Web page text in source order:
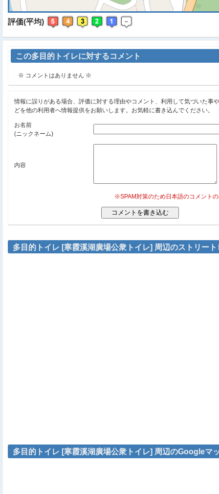
評価(平均)
この多目的トイレに対するコメント
※ コメントはありません ※
情報に誤りがある場合、評価に対する理由やコメント、利用して気づいた事
どを他の利用者へ情報提供をお願いします。お気軽に書き込んでください。
お名前
(ニックネーム)
内容
※SPAM対策のため日本語のコメント
多目的トイレ [寒霞溪湖廣場公衆トイレ] 周辺のストリート
多目的トイレ [寒霞溪湖廣場公衆トイレ] 周辺のGoogleマ